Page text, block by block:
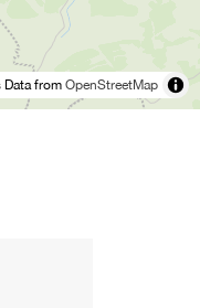
Data from OpenStreetMap